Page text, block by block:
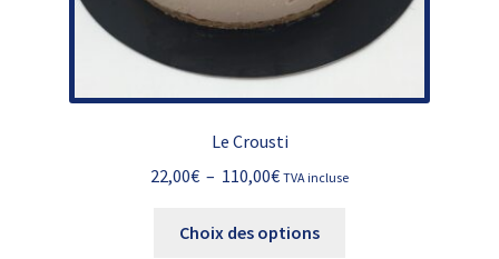
Le Crousti
22,00€ – 110,00€Plage
prix :
TVA incluse
Choix des options